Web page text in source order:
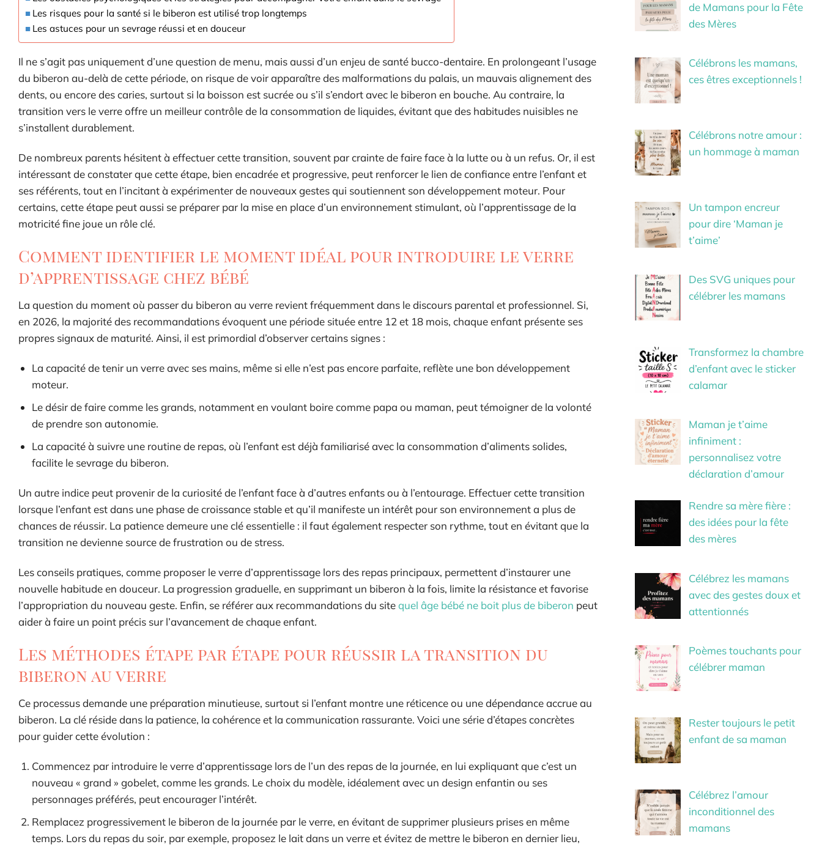
Les risques pour la santé si le biberon est utilisé trop longtemps
Les astuces pour un sevrage réussi et en douceur
Il ne s’agit pas uniquement d’une question de menu, mais aussi d’un enjeu de santé bucco-dentaire. En prolongeant l’usage
du biberon au-delà de cette période, on risque de voir apparaître des malformations du palais, un mauvais alignement des
dents, ou encore des caries, surtout si la boisson est sucrée ou s’il s’endort avec le biberon en bouche. Au contraire, la
transition vers le verre offre un meilleur contrôle de la consommation de liquides, évitant que des habitudes nuisibles ne
s’installent durablement.
De nombreux parents hésitent à effectuer cette transition, souvent par crainte de faire face à la lutte ou à un refus. Or, il est
intéressant de constater que cette étape, bien encadrée et progressive, peut renforcer le lien de confiance entre l’enfant et
ses référents, tout en l’incitant à expérimenter de nouveaux gestes qui soutiennent son développement moteur. Pour
certains, cette étape peut aussi se préparer par la mise en place d’un environnement stimulant, où l’apprentissage de la
motricité fine joue un rôle clé.
Comment identifier le moment idéal pour introduire le verre
d’apprentissage chez bébé
La question du moment où passer du biberon au verre revient fréquemment dans le discours parental et professionnel. Si,
en 2026, la majorité des recommandations évoquent une période située entre 12 et 18 mois, chaque enfant présente ses
propres signaux de maturité. Ainsi, il est primordial d’observer certains signes :
La capacité de tenir un verre avec ses mains, même si elle n’est pas encore parfaite, reflète une bon développement
moteur.
Le désir de faire comme les grands, notamment en voulant boire comme papa ou maman, peut témoigner de la volonté
de prendre son autonomie.
La capacité à suivre une routine de repas, où l’enfant est déjà familiarisé avec la consommation d’aliments solides,
facilite le sevrage du biberon.
Un autre indice peut provenir de la curiosité de l’enfant face à d’autres enfants ou à l’entourage. Effectuer cette transition
lorsque l’enfant est dans une phase de croissance stable et qu’il manifeste un intérêt pour son environnement a plus de
chances de réussir. La patience demeure une clé essentielle : il faut également respecter son rythme, tout en évitant que la
transition ne devienne source de frustration ou de stress.
Les conseils pratiques, comme proposer le verre d’apprentissage lors des repas principaux, permettent d’instaurer une
nouvelle habitude en douceur. La progression graduelle, en supprimant un biberon à la fois, limite la résistance et favorise
l’appropriation du nouveau geste. Enfin, se référer aux recommandations du sitequel âge bébé ne boit plus de biberon peut
aider à faire un point précis sur l’avancement de chaque enfant.
Les méthodes étape par étape pour réussir la transition du
biberon au verre
Ce processus demande une préparation minutieuse, surtout si l’enfant montre une réticence ou une dépendance accrue au
biberon. La clé réside dans la patience, la cohérence et la communication rassurante. Voici une série d’étapes concrètes
pour guider cette évolution :
Commencez par introduire le verre d’apprentissage lors de l’un des repas de la journée, en lui expliquant que c’est un
nouveau « grand » gobelet, comme les grands. Le choix du modèle, idéalement avec un design enfantin ou ses
personnages préférés, peut encourager l’intérêt.
Remplacez progressivement le biberon de la journée par le verre, en évitant de supprimer plusieurs prises en même
temps. Lors du repas du soir, par exemple, proposez le lait dans un verre et évitez de mettre le biberon en dernier lieu,
de Mamans pour la Fête
des Mères
Célébrons les mamans,
ces êtres exceptionnels !
Célébrons notre amour :
un hommage à maman
Un tampon encreur
pour dire ‘Maman je
t’aime’
Des SVG uniques pour
célébrer les mamans
Transformez la chambre
d’enfant avec le sticker
calamar
Maman je t’aime
infiniment :
personnalisez votre
déclaration d’amour
Rendre sa mère fière :
des idées pour la fête
des mères
Célébrez les mamans
avec des gestes doux et
attentionnés
Poèmes touchants pour
célébrer maman
Rester toujours le petit
enfant de sa maman
Célébrez l’amour
inconditionnel des
mamans